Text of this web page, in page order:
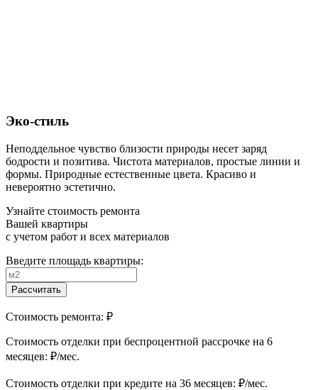
Эко-стиль
Неподдельное чувство близости природы несет заряд
бодрости и позитива. Чистота материалов, простые линии и
формы. Природные естественные цвета. Красиво и
невероятно эстетично.
Узнайте стоимость ремонта
Вашей квартиры
с учетом работ и всех материалов
Введите площадь квартиры:
Рассчитать
Стоимость ремонта: ₽
Cтоимость отделки при беспроцентной рассрочке на 6
месяцев: ₽/мес.
Cтоимость отделки при кредите на 36 месяцев: ₽/мес.